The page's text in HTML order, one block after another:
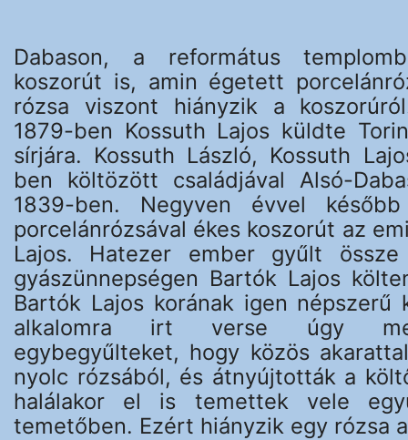
Dabason, a református
koszorút is, amin égetett
rózsa viszont hiányzik a
1879-ben Kossuth Lajos küldte
sírjára. Kossuth László, Kossuth
ben költözött családjával Alsó-
1839-ben. Negyven évvel
porcelánrózsával ékes koszorút az
Lajos. Hatezer ember gyűlt
gyászünnepségen Bartók Lajos
Bartók Lajos korának igen
alkalomra irt verse úgy
egybegyűlteket, hogy közös
nyolc rózsából, és átnyújtották a
halálakor el is temettek vele
temetőben. Ezért hiányzik egy rózsa